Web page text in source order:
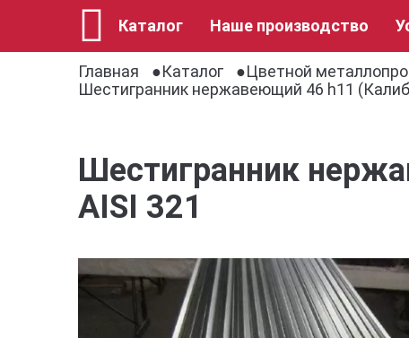
Каталог Наше производство
Главная
Каталог Цветной
Шестигранник нержавеющий 46 h11
Шестигранник
AISI 321